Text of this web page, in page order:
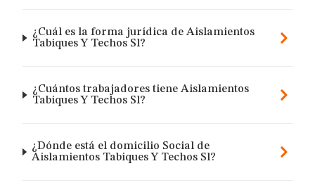
¿Cuál es la forma jurídica de Aislamientos
Tabiques Y Techos Sl?
¿Cuántos trabajadores tiene Aislamientos
Tabiques Y Techos Sl?
¿Dónde está el domicilio Social de
Aislamientos Tabiques Y Techos Sl?